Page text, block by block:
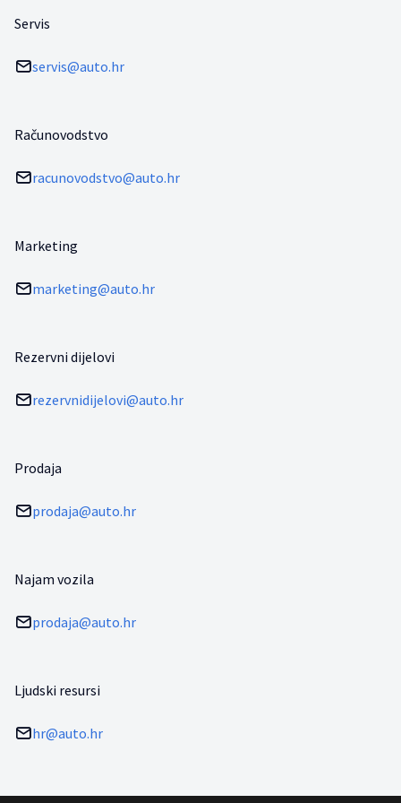
Servis
servis@auto.hr
Računovodstvo
racunovodstvo@auto.hr
Marketing
marketing@auto.hr
Rezervni dijelovi
rezervnidijelovi@auto.hr
Prodaja
prodaja@auto.hr
Najam vozila
prodaja@auto.hr
Ljudski resursi
hr@auto.hr